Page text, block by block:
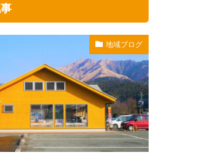
地域ブログ